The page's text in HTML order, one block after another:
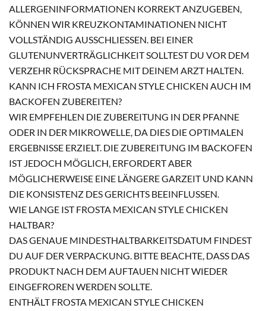
ALLERGENINFORMATIONEN KORREKT ANZUGEBEN,
KÖNNEN WIR KREUZKONTAMINATIONEN NICHT
VOLLSTÄNDIG AUSSCHLIESSEN. BEI EINER G
LUTENUNVERTRÄGLICHKEIT SOLLTEST DU VOR DEM V
ERZEHR RÜCKSPRACHE MIT DEINEM ARZT HALTEN.
KANN ICH FROSTA MEXICAN STYLE CHICKEN AUCH IM
BACKOFEN ZUBEREITEN?
WIR EMPFEHLEN DIE ZUBEREITUNG IN DER PFANNE
ODER IN DER MIKROWELLE, DA DIES DIE OPTIMALEN
ERGEBNISSE ERZIELT. DIE ZUBEREITUNG IM BACKOFEN
IST JEDOCH MÖGLICH, ERFORDERT ABER
MÖGLICHERWEISE EINE LÄNGERE GARZEIT UND KANN
DIE KONSISTENZ DES GERICHTS BEEINFLUSSEN.
WIE LANGE IST FROSTA MEXICAN STYLE CHICKEN
HALTBAR?
DAS GENAUE MINDESTHALTBARKEITSDATUM FINDEST
DU AUF DER VERPACKUNG. BITTE BEACHTE, DASS DAS
PRODUKT NACH DEM AUFTAUEN NICHT WIEDER
EINGEFROREN WERDEN SOLLTE.
ENTHÄLT FROSTA MEXICAN STYLE CHICKEN